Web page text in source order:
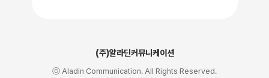
(주)알라딘커뮤니케이션
ⓒ Aladin Communication. All Rights Reserved.